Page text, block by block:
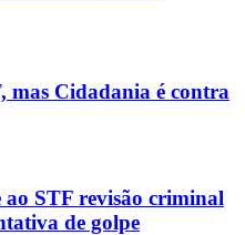
mas Cidadania é contra
ao STF revisão criminal
de golpe